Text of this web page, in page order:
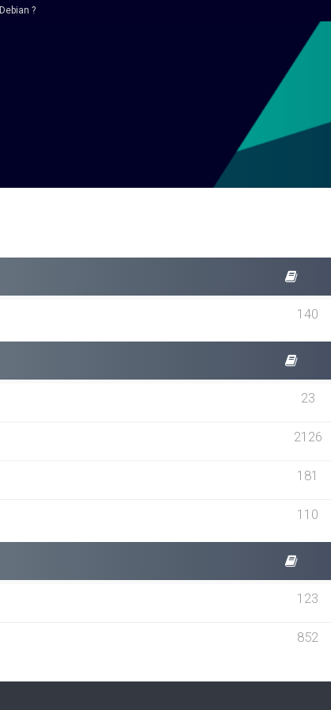
Debian ?
140
23
2126
181
110
123
852